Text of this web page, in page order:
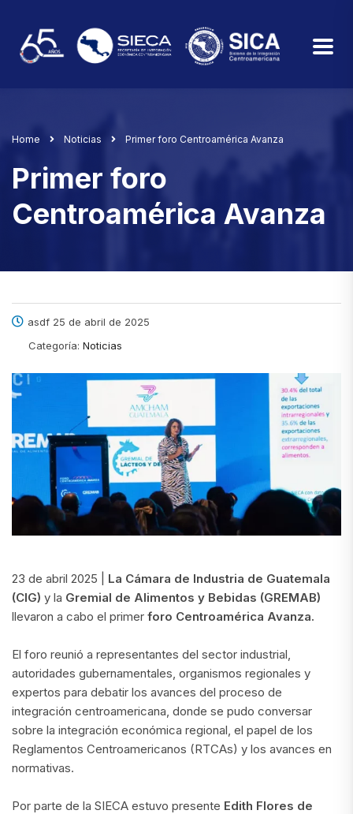
Home Noticias Primer foro Centroamérica Avanza
Primer foro
Centroamérica Avanza
asdf 25 de abril de 2025
Categoría: Noticias
23 de abril 2025 | La Cámara de Industria de Guatemala
(CIG) y la Gremial de Alimentos y Bebidas (GREMAB)
llevaron a cabo el primer foro Centroamérica Avanza.
El foro reunió a representantes del sector industrial,
autoridades gubernamentales, organismos regionales y
expertos para debatir los avances del proceso de
integración centroamericana, donde se pudo conversar
sobre la integración económica regional, el papel de los
Reglamentos Centroamericanos (RTCAs) y los avances en
normativas.
Por parte de la SIECA estuvo presente Edith Flores de